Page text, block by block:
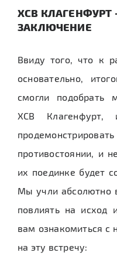
ХСВ КЛАГЕНФУРТ
ЗАКЛЮЧЕНИЕ
Ввиду того, что к
основательно,
смогли подобрать
ХСВ
противостоянии, и
их поединке будет
Мы учли абсолютно
повлиять на исход
вам ознакомиться
на эту встречу: